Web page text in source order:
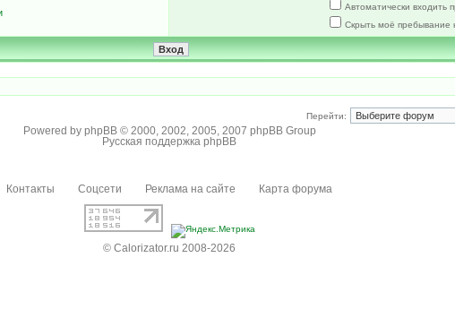
Автоматически входить
Скрыть моё пребывание
Перейти:
Powered by phpBB© 2000, 2002, 2005, 2007 phpBB Group
Русская поддержка phpBB
Контакты Соцсети Реклама на сайте Карта форума
© Calorizator.ru 2008-2026